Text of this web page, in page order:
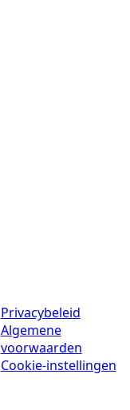
Privacybeleid
Algemene
voorwaarden
Cookie-instellingen